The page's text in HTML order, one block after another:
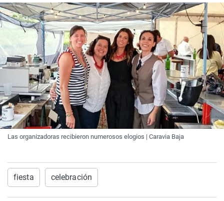
Las organizadoras recibieron numerosos elogios | Caravia Baja
fiesta celebración